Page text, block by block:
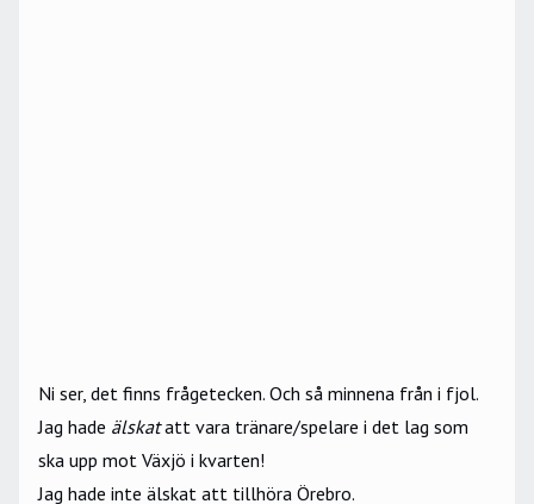
Ni ser, det finns frågetecken. Och så minnena från i fjol.
Jag hade älskatatt vara tränare/spelare i det lag som
ska upp mot Växjö i kvarten!
Jag hade inte älskat att tillhöra Örebro.